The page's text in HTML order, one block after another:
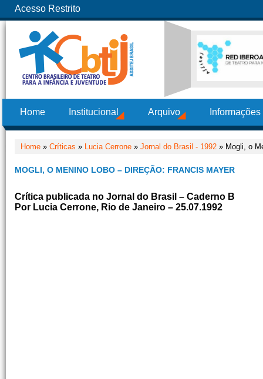
Acesso Restrito
Home Institucional Arquivo
Home » Críticas » Lucia Cerrone » Jornal do Brasil - 1992 » Mogli, o
MOGLI, O MENINO LOBO – DIREÇÃO: FRANCIS MAYER
Crítica publicada no Jornal do Brasil – Caderno B
Por Lucia Cerrone, Rio de Janeiro – 25.07.1992